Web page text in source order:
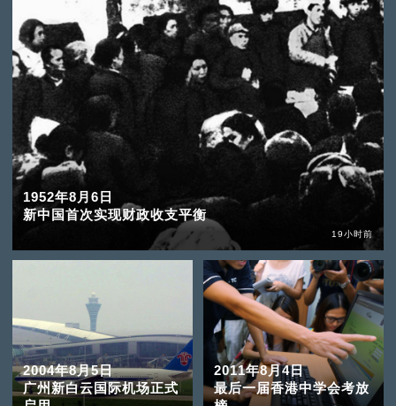
1952年8月6日
新中国首次实现财政收支平衡
19小时前
2004年8月5日
广州新白云国际机场正式
2011年8月4日
最后一届香港中学会考放